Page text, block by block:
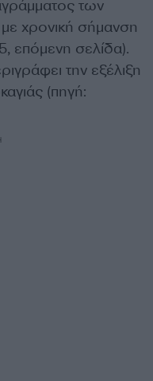
των
με χρονική σήμανση
επόμενη σελίδα).
την εξέλιξη
(πηγή: